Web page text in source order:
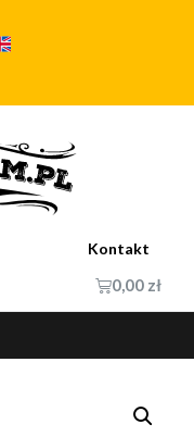
Kontakt
0,00 zł